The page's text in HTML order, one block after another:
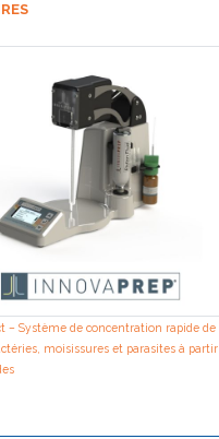
– Système de concentration rapide de
moisissures et parasites à partir